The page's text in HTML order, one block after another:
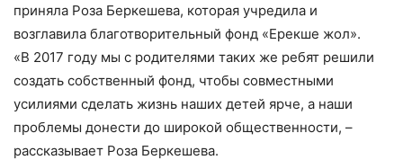
приняла Роза Беркешева, которая учредила и
возглавила благотворительный фонд «Ерекше жол».
«В 2017 году мы с родителями таких же ребят решили
создать собственный фонд, чтобы совместными
усилиями сделать жизнь наших детей ярче, а наши
проблемы донести до широкой общественности, –
рассказывает Роза Беркешева.